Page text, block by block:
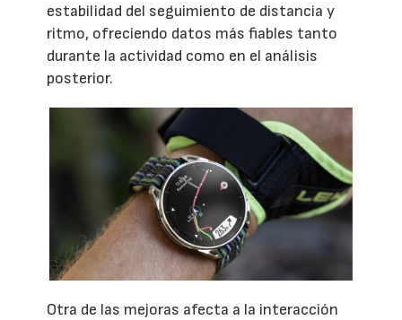
estabilidad del seguimiento de distancia y
ritmo, ofreciendo datos más fiables tanto
durante la actividad como en el análisis
posterior.
Otra de las mejoras afecta a la interacción